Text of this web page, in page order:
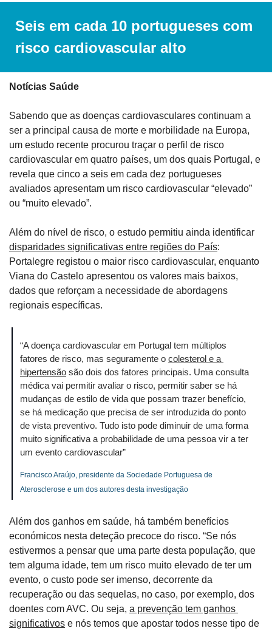
Seis em cada 10 portugueses com
risco cardiovascular alto
Notícias Saúde
Sabendo que as doenças cardiovasculares continuam a
ser a principal causa de morte e morbilidade na Europa,
um estudo recente procurou traçar o perfil de risco
cardiovascular em quatro países, um dos quais Portugal, e
revela que cinco a seis em cada dez portugueses
avaliados apresentam um risco cardiovascular “elevado”
ou “muito elevado”.
disparidades significativas entre regiões do País:
Portalegre registou o maior risco cardiovascular, enquanto
Viana do Castelo apresentou os valores mais baixos,
dados que reforçam a necessidade de abordagens
regionais específicas.
“A doença cardiovascular em Portugal tem múltiplos
fatores de risco, mas seguramente o colesterol e a
hipertensão são dois dos fatores principais. Uma consulta
médica vai permitir avaliar o risco, permitir saber se há
mudanças de estilo de vida que possam trazer benefício,
se há medicação que precisa de ser introduzida do ponto
de vista preventivo. Tudo isto pode diminuir de uma forma
muito significativa a probabilidade de uma pessoa vir a ter
um evento cardiovascular”
Francisco Araújo, presidente da Sociedade Portuguesa de
Aterosclerose e um dos autores desta investigação
Além dos ganhos em saúde, há também benefícios
económicos nesta deteção precoce do risco. “Se nós
estivermos a pensar que uma parte desta população, que
tem alguma idade, tem um risco muito elevado de ter um
evento, o custo pode ser imenso, decorrente da
recuperação ou das sequelas, no caso, por exemplo, dos
doentes com AVC. Ou seja, a prevenção tem ganhos
significativos e nós temos que apostar todos nesse tipo de